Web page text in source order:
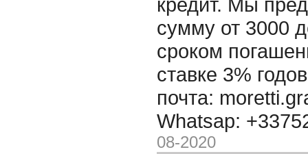
сумму от 3000
сроком
ставке 3%
почта:
Whatsap:
08-2020